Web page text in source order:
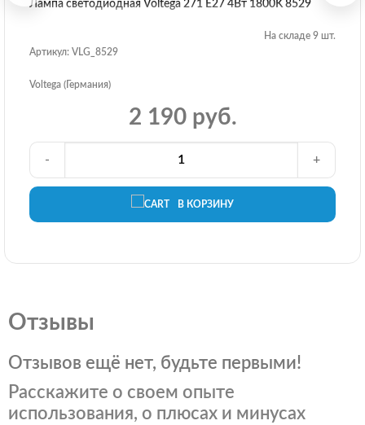
Лампа светодиодная Voltega 271 E27 4Вт 1800K 8529
На складе 9 шт.
Артикул: VLG_8529
Voltega (Германия)
2 190 руб.
В КОРЗИНУ
- +
Отзывы
Отзывов ещё нет, будьте первыми!
Расскажите о своем опыте
использования, о плюсах и минусах